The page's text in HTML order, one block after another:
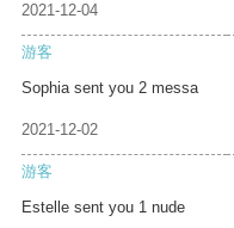
2021-12-04
游客
Sophia sent you 2 messa
2021-12-02
游客
Estelle sent you 1 nude